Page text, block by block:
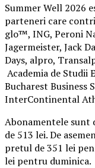
Summer Well 2026
parteneri care
glo™, ING, Peroni
Jagermeister, Jack
Days, alpro,
Academia de Studii
Bucharest Business
InterContinental
Abonamentele sunt
de 513 lei. De
pretul de 351 lei
lei pentru duminica.